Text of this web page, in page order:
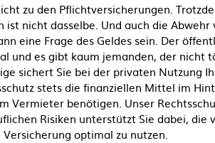
zu den Pflichtversicherungen.
nicht dasselbe. Und auch die
eine Frage des Geldes sein. Der
und es gibt kaum jemanden, der nicht
sichert Sie bei der privaten Nutzung
stets die finanziellen Mittel im
Vermieter benötigen. Unser
Risiken unterstützt Sie dabei, die
optimal zu nutzen.